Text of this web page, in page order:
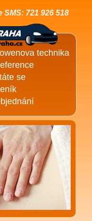
technika
se
721 926 518